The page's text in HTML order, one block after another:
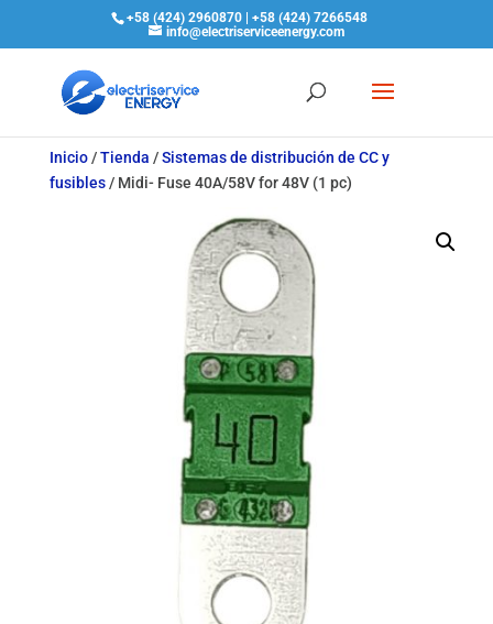
+58 (424) 2960870 | +58 (424) 7266548
info@electriserviceenergy.com
Inicio/Tienda /Sistemas de distribución de CC y
fusibles/ Midi- Fuse 40A/58V for 48V (1 pc)